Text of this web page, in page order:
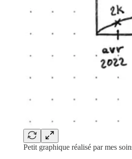
Petit graphique réalisé par mes